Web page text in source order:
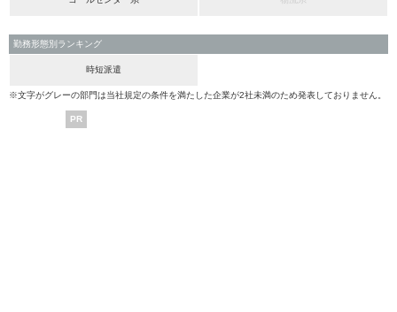
勤務形態別ランキング
時短派遣
※文字がグレーの部門は当社規定の条件を満たした企業が2社未満のため発表しておりません。
PR